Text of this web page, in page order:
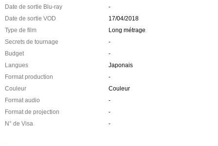
Date de sortie Blu-ray
-
Date de sortie VOD
17/04/2018
Type de film
Long métrage
Secrets de tournage
-
Budget
-
Langues
Japonais
Format production
-
Couleur
Couleur
Format audio
-
Format de projection
-
N° de Visa
-